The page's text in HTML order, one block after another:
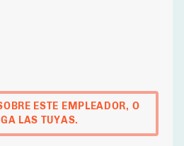
ESTE EMPLEADOR, O
LAS TUYAS.